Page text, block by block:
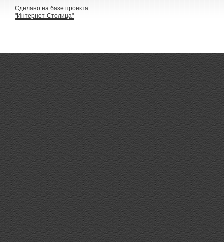
Сделано на базе проекта
"Интернет-Столица"